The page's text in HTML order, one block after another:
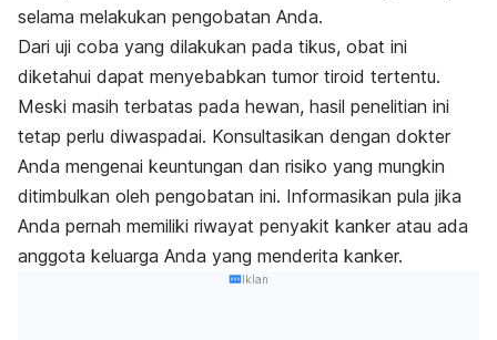
selama melakukan pengobatan Anda.
Dari uji coba yang dilakukan pada tikus, obat ini
diketahui dapat menyebabkan tumor tiroid tertentu.
Meski masih terbatas pada hewan, hasil penelitian ini
tetap perlu diwaspadai. Konsultasikan dengan dokter
Anda mengenai keuntungan dan risiko yang mungkin
ditimbulkan oleh pengobatan ini. Informasikan pula jika
Anda pernah memiliki riwayat penyakit kanker atau ada
anggota keluarga Anda yang menderita kanker.
Iklan